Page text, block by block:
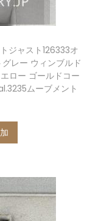
ジャスト126333オ
レー ウィンブルド
ロー ゴールドコー
ムーブメント